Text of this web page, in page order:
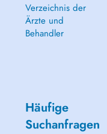
Verzeichnis der
Ärzte und
Behandler
Häufige
Suchanfragen